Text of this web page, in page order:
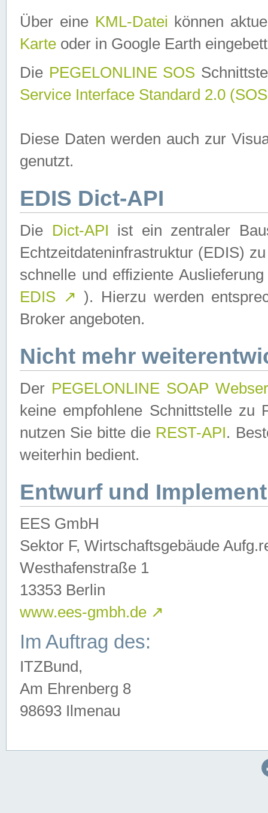
Über eine KML-Datei können
Karte oder in Google Earth
Die PEGELONLINE SOS
Service Interface Standard 2.0
Diese Daten werden auch zur
genutzt.
EDIS Dict-API
Die Dict-API ist ein zentraler
Echtzeitdateninfrastruktur (EDIS)
schnelle und effiziente
EDIS ↗ ). Hierzu werden
Broker angeboten.
Nicht mehr
Der PEGELONLINE SOAP
keine empfohlene Schnittstelle zu
nutzen Sie bitte die REST-API.
weiterhin bedient.
Entwurf und
EES GmbH
Sektor F, Wirtschaftsgebäude
Westhafenstraße 1
13353 Berlin
www.ees-gmbh.de ↗
Im Auftrag des:
ITZBund,
Am Ehrenberg 8
98693 Ilmenau